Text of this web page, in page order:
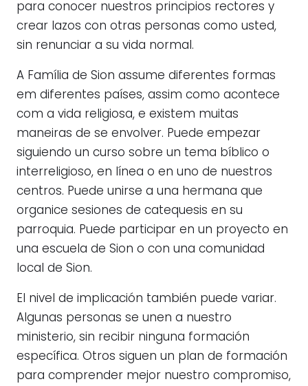
para conocer nuestros principios rectores y
crear lazos con otras personas como usted,
sin renunciar a su vida normal.
A Família de Sion assume diferentes formas
em diferentes países, assim como acontece
com a vida religiosa, e existem muitas
maneiras de se envolver. Puede empezar
siguiendo un curso sobre un tema bíblico o
interreligioso, en línea o en uno de nuestros
centros. Puede unirse a una hermana que
organice sesiones de catequesis en su
parroquia. Puede participar en un proyecto en
una escuela de Sion o con una comunidad
local de Sion.
El nivel de implicación también puede variar.
Algunas personas se unen a nuestro
ministerio, sin recibir ninguna formación
específica. Otros siguen un plan de formación
para comprender mejor nuestro compromiso,